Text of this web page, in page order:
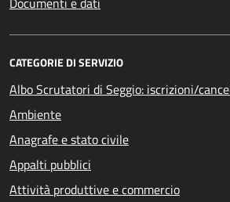
CATEGORIE DI SERVIZIO
Albo Scrutatori di Seggio: iscrizioni/
Ambiente
Anagrafe e stato civile
Appalti pubblici
Attività produttive e commercio